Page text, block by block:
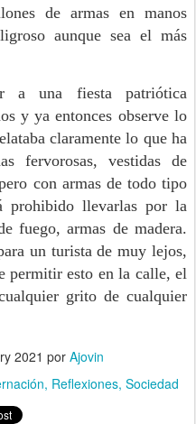
de armas en manos
aunque sea el más
a una fiesta patriótica
y ya entonces observe lo
claramente lo que ha
fervorosas, vestidas de
con armas de todo tipo
prohibido llevarlas por la
fuego, armas de madera.
un turista de muy lejos,
permitir esto en la calle, el
grito de cualquier
2021 por Ajovin
Reflexiones Sociedad